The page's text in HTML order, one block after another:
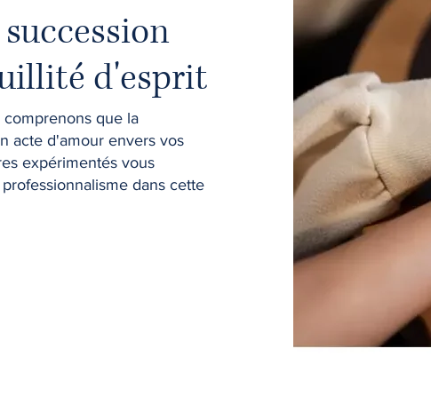
d'esprit
comprenons que la
acte d'amour envers vos
expérimentés vous
dans cette